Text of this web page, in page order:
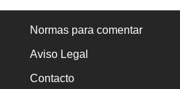
Normas para comentar
Aviso Legal
Contacto